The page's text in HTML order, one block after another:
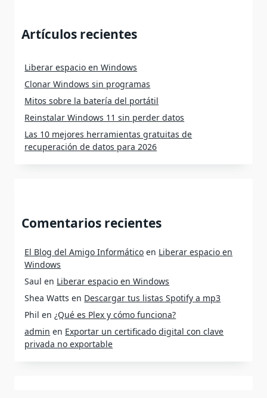
Artículos recientes
Liberar espacio en Windows
Clonar Windows sin programas
Mitos sobre la batería del portátil
Reinstalar Windows 11 sin perder datos
Las 10 mejores herramientas gratuitas de
recuperación de datos para 2026
Comentarios recientes
El Blog del Amigo Informático en Liberar espacio en
Windows
Saul en Liberar espacio en Windows
Shea Watts en Descargar tus listas Spotify a mp3
Phil en¿Qué es Plex y cómo funciona?
admin en Exportar un certificado digital con clave
privada no exportable